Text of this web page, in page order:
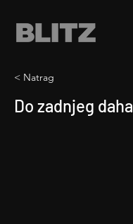
< Natrag
Do zadnjeg daha